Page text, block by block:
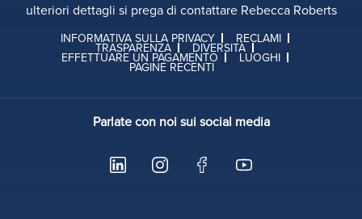
ulteriori dettagli si prega di contattare Rebecca Roberts
INFORMATIVA SULLA PRIVACY RECLAMI
TRASPARENZA DIVERSITÀ
EFFETTUARE UN PAGAMENTO LUOGHI
PAGINE RECENTI
Parlate con noi sui social media